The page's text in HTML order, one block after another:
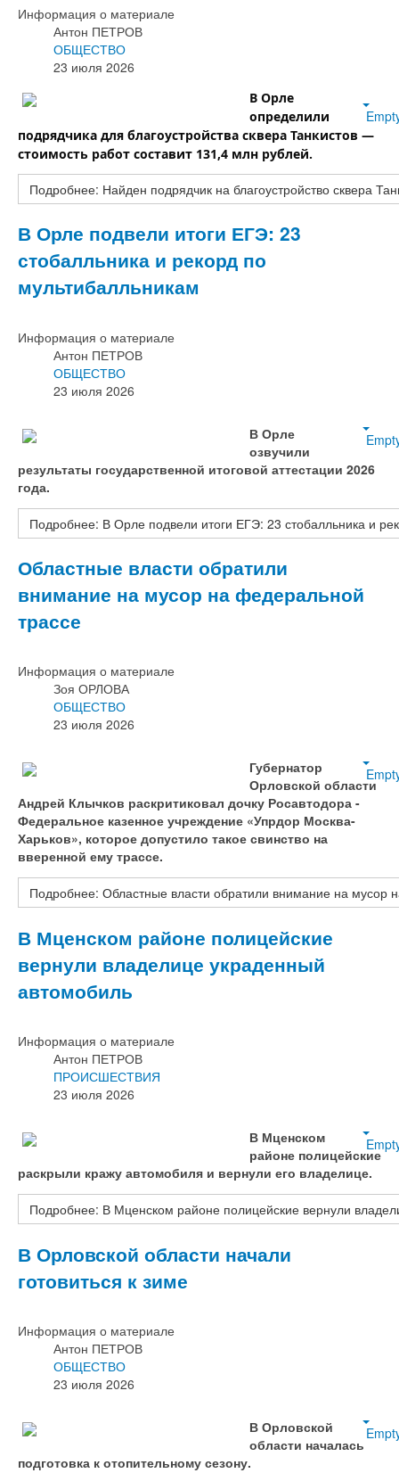
Информация о материале
Антон ПЕТРОВ
ОБЩЕСТВО
23 июля 2026
В Орле
определили
подрядчика для благоустройства сквера Танкистов —
стоимость работ составит 131,4 млн рублей.
Подробнее: Найден подрядчик на благоустройство сквера
В Орле подвели итоги ЕГЭ: 23
стобалльника и рекорд по
мультибалльникам
Информация о материале
Антон ПЕТРОВ
ОБЩЕСТВО
23 июля 2026
В Орле
озвучили
результаты государственной итоговой аттестации 2026
года.
Подробнее: В Орле подвели итоги ЕГЭ: 23 стобалльника и
Областные власти обратили
внимание на мусор на федеральной
трассе
Информация о материале
Зоя ОРЛОВА
ОБЩЕСТВО
23 июля 2026
Губернатор
Орловской области
Андрей Клычков раскритиковал дочку Росавтодора -
Федеральное казенное учреждение «Упрдор Москва-
Харьков», которое допустило такое свинство на
вверенной ему трассе.
Подробнее: Областные власти обратили внимание на мусор
В Мценском районе полицейские
вернули владелице украденный
автомобиль
Информация о материале
Антон ПЕТРОВ
ПРОИСШЕСТВИЯ
23 июля 2026
В Мценском
районе полицейские
раскрыли кражу автомобиля и вернули его владелице.
Подробнее: В Мценском районе полицейские вернули
В Орловской области начали
готовиться к зиме
Информация о материале
Антон ПЕТРОВ
ОБЩЕСТВО
23 июля 2026
В Орловской
области началась
подготовка к отопительному сезону.